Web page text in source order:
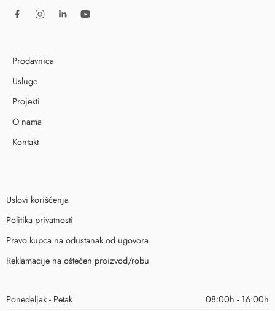
Prodavnica
Usluge
Projekti
O nama
Kontakt
Uslovi korišćenja
Politika privatnosti
Pravo kupca na odustanak od ugovora
Reklamacije na oštećen proizvod/robu
Ponedeljak - Petak 08:00h - 16:00h